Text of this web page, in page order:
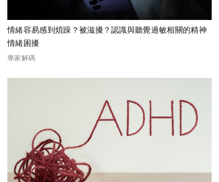
情緒容易感到煩躁？被滋擾？認識與聽覺過敏相關的精神
情緒困擾
專家解碼